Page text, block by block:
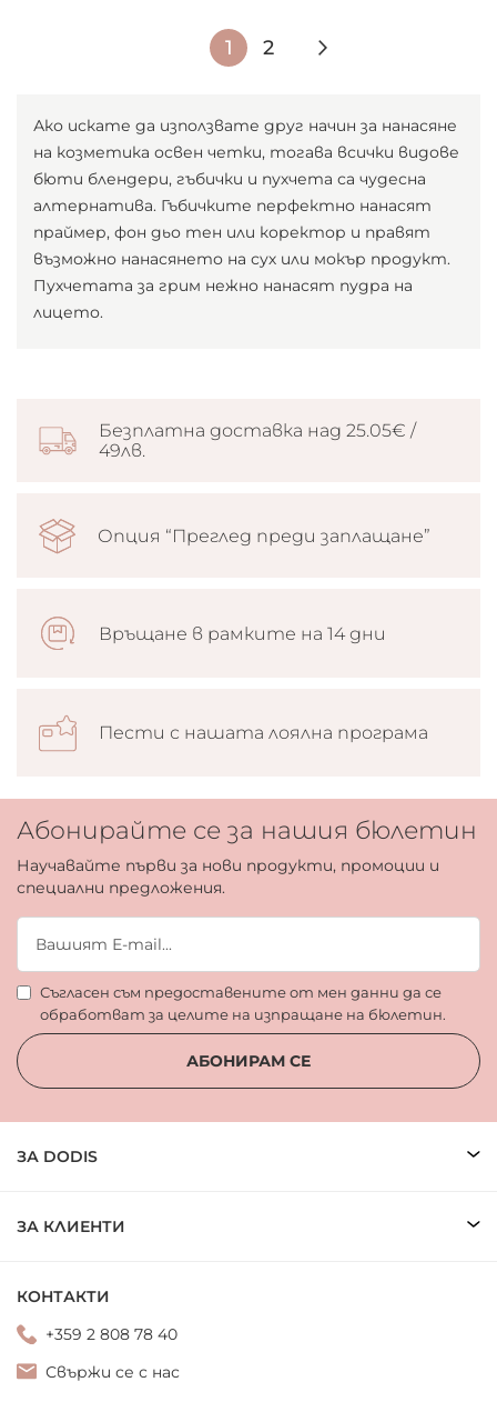
Страница
В
четете
страница
1 Страница
2
Ако искате да използвате друг начин за нанасяне
на козметика освен четки, тогава всички видове
бюти блендери, гъбички и пухчета са чудесна
алтернатива. Гъбичките перфектно нанасят
праймер, фон дьо тен или коректор и правят
възможно нанасянето на сух или мокър продукт.
Пухчетата за грим нежно нанасят пудра на
лицето.
Безплатна доставка над 25.05€ /
49лв.
Опция “Преглед преди заплащане”
Връщане в рамките на 14 дни
Пести с нашата лоялна програма
Абонирайте се за нашия бюлетин
Научавайте първи за нови продукти, промоции и
специални предложения.
Съгласен съм предоставените от мен данни да се
обработват за целите на изпращане на бюлетин.
АБОНИРАМ СЕ
ЗА DODIS
ЗА КЛИЕНТИ
КОНТАКТИ
+359 2 808 78 40
Свържи се с нас